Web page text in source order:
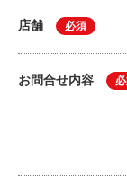
店舗 必須
お問合せ内容